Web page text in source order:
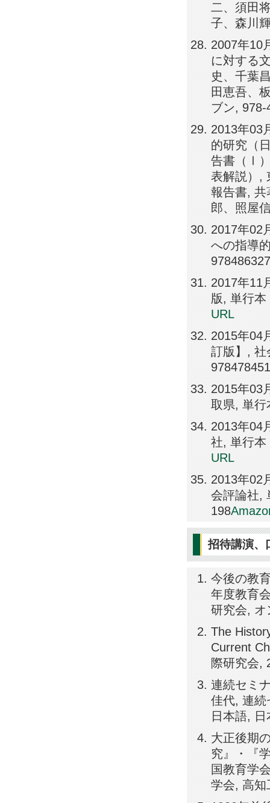
二、須田
子、森川
2007年10
に対する
史、千葉
田恵吾、
ブン, 978-
2013年03
的研究（
告書（Ⅰ
表解説）,
報告書, 共
郎、照屋
2017年02
への指導
2017年11
版, 単行
URL
2015年04
訂版】, 社
2015年03
取県, 単行
2013年04
社, 単行本
URL
2013年02
会評論社,
198
招待講演、
今後の教
年度教育
研究会, オ
The
Current
際研究会,
連続セミ
佳代, 連続
日本語,
大正後期
究』・『
国教育学
学会, 高知